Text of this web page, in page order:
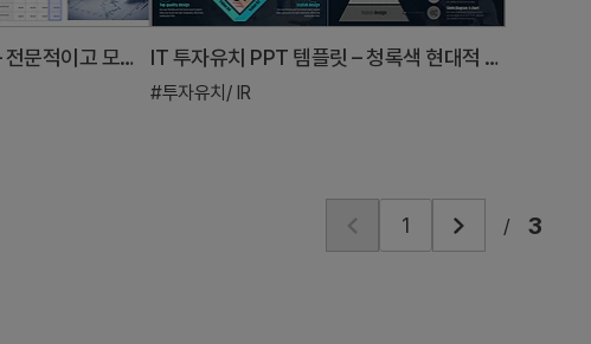
투자유치 피피티 템플릿 – 전문적이고 모던한 디자인 IT 투자유치 PPT 템플릿 – 청록색 현대적 디자인
#투자유치/ IR
/ 3